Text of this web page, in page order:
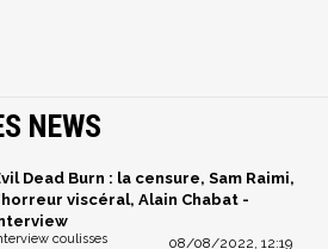
NEWS
Dead Burn : la censure, Sam Raimi,
viscéral, Alain Chabat -
08/08/2022, 12:19
coulisses